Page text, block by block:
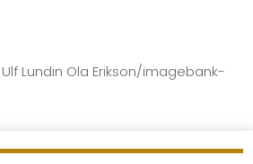
Lundin Ola Erikson/imagebank-